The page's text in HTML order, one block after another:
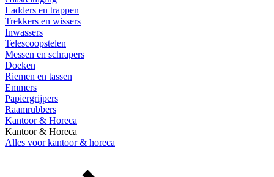
Ladders en trappen
Trekkers en wissers
Inwassers
Telescoopstelen
Messen en schrapers
Doeken
Riemen en tassen
Emmers
Papiergrijpers
Raamrubbers
Kantoor & Horeca
Kantoor & Horeca
Alles voor kantoor & horeca